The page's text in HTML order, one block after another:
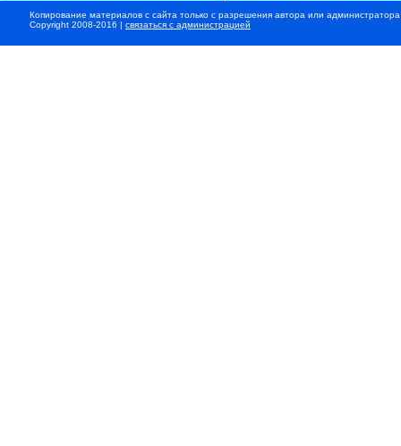
Копирование материалов с сайта только с разрешения автора или
Copyright 2008-2016 | связаться с администрацией